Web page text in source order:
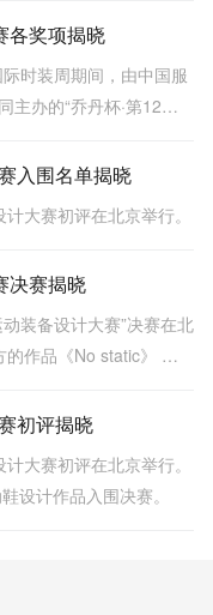
各奖项揭晓
时装周期间，由中国服
主办的“乔丹杯·第12届
入围名单揭晓
大赛初评在北京举行。
决赛揭晓
装备设计大赛”决赛在北
的作品《No static》 获
初评揭晓
大赛初评在北京举行。
设计作品入围决赛。